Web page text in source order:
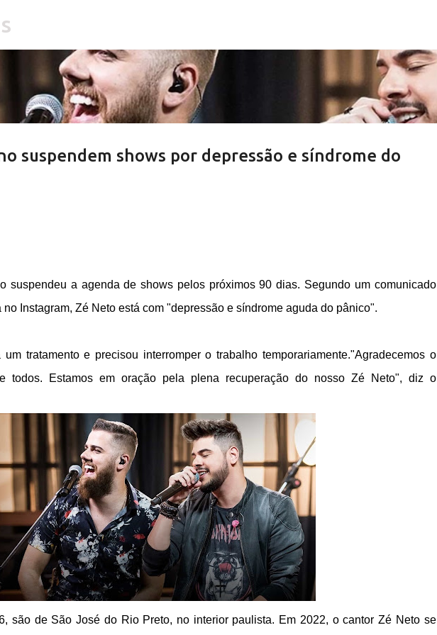
suspendem shows por depressão e síndrome do
suspendeu a agenda de shows pelos próximos 90 dias. Segundo um comunicado
Instagram, Zé Neto está com "depressão e síndrome aguda do pânico".
tratamento e precisou interromper o trabalho temporariamente."Agradecemos o
todos. Estamos em oração pela plena recuperação do nosso Zé Neto", diz o
são de São José do Rio Preto, no interior paulista. Em 2022, o cantor Zé Neto se